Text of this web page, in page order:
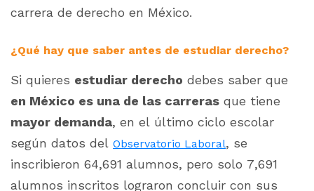
carrera de derecho en México.
¿Qué hay que saber antes de estudiar derecho?
Si quieres estudiar derecho debes saber que
en México es una de las carreras que tiene
mayor demanda, en el último ciclo escolar
según datos del Observatorio Laboral, se
inscribieron 64,691 alumnos, pero solo 7,691
alumnos inscritos lograron concluir con sus